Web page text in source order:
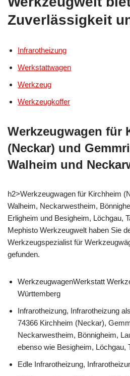
Zuverlässigkeit
Infrarotheizung
Werkstattwagen
Werkzeug
Werkzeugkoffer
Werkzeugwagen für
(Neckar) und
Walheim und
h2>Werkzeugwagen für Kirchheim
Walheim, Neckarwestheim,
Erligheim und Besigheim, Löchgau,
Mephisto Werkzeugwelt haben Sie
Werkzeugspezialist für
gefunden.
WerkzeugwagenWerkstatt
Württemberg
Infrarotheizung, Infrarotheizung
74366 Kirchheim (Neckar),
Neckarwestheim, Bönnigheim,
ebenso wie Besigheim, Löchgau,
Edle Infrarotheizung,